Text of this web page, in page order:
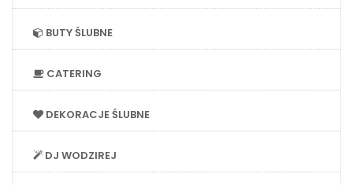
BUTY ŚLUBNE
CATERING
DEKORACJE ŚLUBNE
DJ WODZIREJ